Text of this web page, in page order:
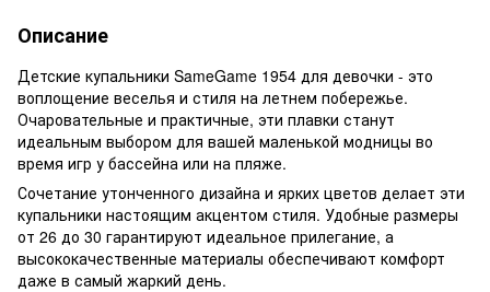
Описание
Детские купальники SameGame 1954 для девочки - это
воплощение веселья и стиля на летнем побережье.
Очаровательные и практичные, эти плавки станут
идеальным выбором для вашей маленькой модницы во
время игр у бассейна или на пляже.
Сочетание утонченного дизайна и ярких цветов делает эти
купальники настоящим акцентом стиля. Удобные размеры
от 26 до 30 гарантируют идеальное прилегание, а
высококачественные материалы обеспечивают комфорт
даже в самый жаркий день.